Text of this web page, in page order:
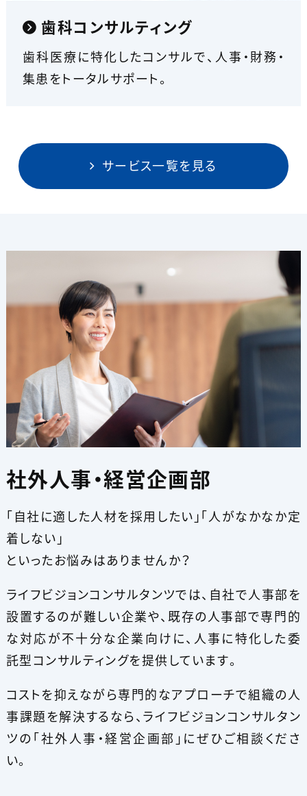
歯科コンサルティング
歯科医療に特化したコンサルで、人事・財務・
集患をトータルサポート。
サービス一覧を見る
社外人事・経営企画部
「自社に適した人材を採用したい」「人がなかなか定
着しない」
といったお悩みはありませんか？
ライフビジョンコンサルタンツでは、自社で人事部を
設置するのが難しい企業や、既存の人事部で専門的
な対応が不十分な企業向けに、人事に特化した委
託型コンサルティングを提供しています。
コストを抑えながら専門的なアプローチで組織の人
事課題を解決するなら、ライフビジョンコンサルタン
ツの「社外人事・経営企画部」にぜひご相談くださ
い。